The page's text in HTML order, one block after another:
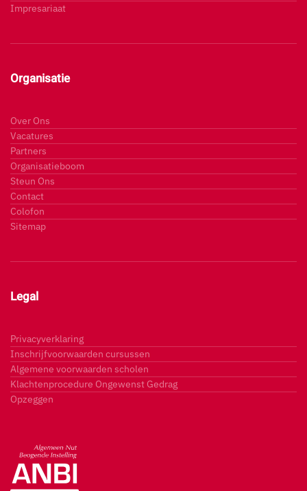
Impresariaat
Organisatie
Over Ons
Vacatures
Partners
Organisatieboom
Steun Ons
Contact
Colofon
Sitemap
Legal
Privacyverklaring
Inschrijfvoorwaarden cursussen
Algemene voorwaarden scholen
Klachtenprocedure Ongewenst Gedrag
Opzeggen